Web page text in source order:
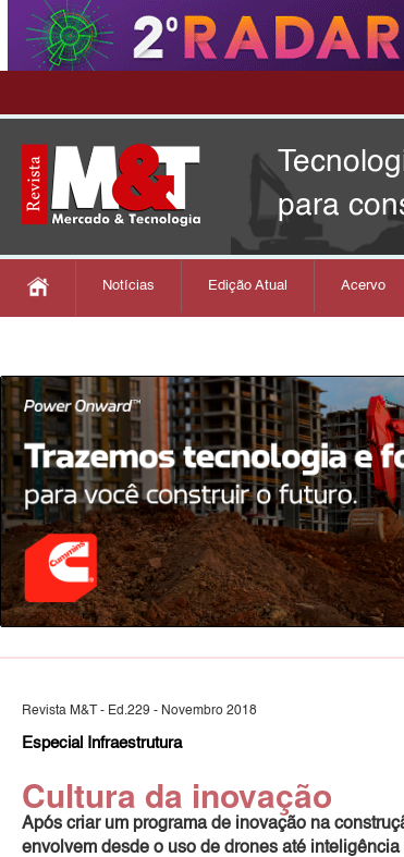
para
Notícias Edição Atual Acervo
Revista M&T - Ed.229 - Novembro 2018
Especial Infraestrutura
Cultura da inovação
Após criar um programa de inovação na
envolvem desde o uso de drones até inteligência